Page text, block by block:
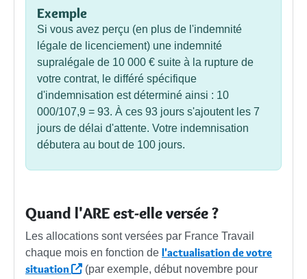
Exemple
Si vous avez perçu (en plus de l'indemnité
légale de licenciement) une indemnité
supralégale de 10 000 € suite à la rupture de
votre contrat, le différé spécifique
d'indemnisation est déterminé ainsi : 10
000/107,9 = 93. À ces 93 jours s'ajoutent les 7
jours de délai d'attente. Votre indemnisation
débutera au bout de 100 jours.
Quand l'ARE est-elle versée ?
Les allocations sont versées par France Travail
chaque mois en fonction de l'actualisation de votre
situation
(par exemple, début novembre pour